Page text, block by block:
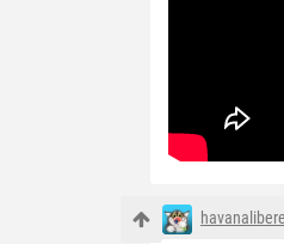
havanalibere